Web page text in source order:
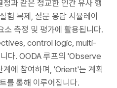
과 같은 정교한 인간 유사 행
험 복제, 설문 응답 시뮬레이
소 측정 및 평가에 활용됩니다.
control logic, multi-
다. OODA 루프의 'Observe
에 참여하며, 'Orient'는 계획
를 통해 이루어집니다.